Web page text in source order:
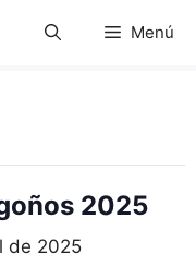
Menú
2025
de 2025